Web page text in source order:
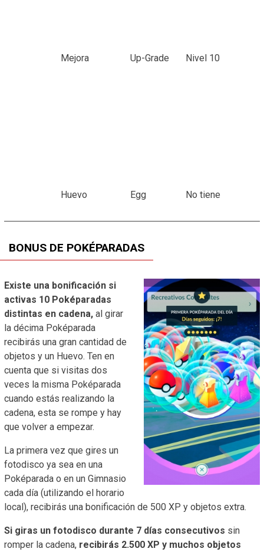
Mejora Up-Grade Nivel 10
Huevo Egg No tiene
BONUS DE POKÉPARADAS
Existe una bonificación si
activas 10 Poképaradas
distintas en cadena, al girar
la décima Poképarada
recibirás una gran cantidad de
objetos y un Huevo. Ten en
cuenta que si visitas dos
veces la misma Poképarada
cuando estás realizando la
cadena, esta se rompe y hay
que volver a empezar.
La primera vez que gires un
fotodisco ya sea en una
Poképarada o en un Gimnasio
cada día (utilizando el horario
local), recibirás una bonificación de 500 XP y objetos extra.
Si giras un fotodisco durante 7 días consecutivos sin
romper la cadena, recibirás 2.500 XP y muchos objetos